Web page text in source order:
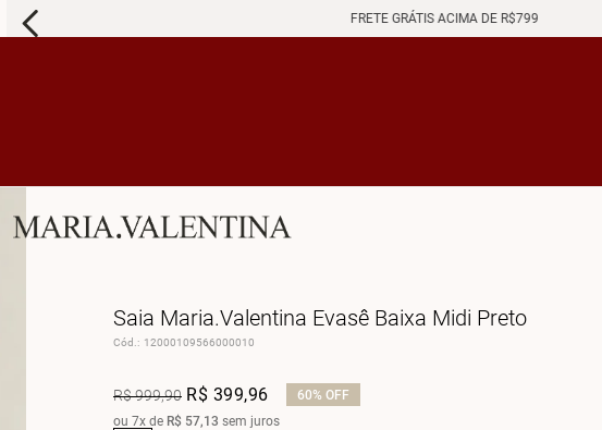
FRETE GRÁTIS ACIMA DE R$799
Saia Maria.Valentina Evasê Baixa Midi Preto
Cód. : 12000109566000010
R$999,90 R$ 399,96 60% OFF
ou 7x de R$ 57,13 sem juros